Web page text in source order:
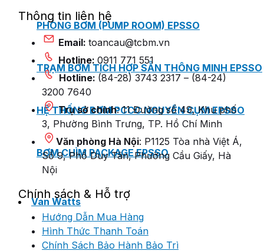
PHÒNG BƠM (PUMP ROOM) EPSSO
TRẠM BƠM TÍCH HỢP SẴN THÔNG MINH EPSSO
HỆ THỐNG BƠM PCCC NGUYÊN CỤM EPSSO
BƠM CHÌM PACKAGE EPSSO
Van Watts
Thông tin liên hệ
Email: toancau@tcbm.vn
Hotline: 0911 771 551
Hotline: (84-28) 3743 2317 – (84-24)
3200 7640
Trụ sở chính: 11 Đường số 49, Khu phố
3, Phường Bình Trưng, TP. Hồ Chí Minh
Văn phòng Hà Nội: P1125 Tòa nhà Việt Á,
Số 9, Phố Duy Tân, Phường Cầu Giấy, Hà
Nội
Chính sách & Hỗ trợ
Hướng Dẫn Mua Hàng
Hình Thức Thanh Toán
Chính Sách Bảo Hành Bảo Trì